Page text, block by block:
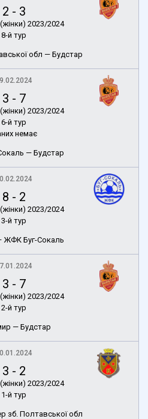
2 - 3
2023/2024
8-й тур
обл — Будстар
3 - 7
2023/2024
6-й тур
немає
— Будстар
8 - 2
2023/2024
3-й тур
ЖФК Буг-Сокаль
3 - 7
2023/2024
2-й тур
— Будстар
3 - 2
2023/2024
1-й тур
зб. Полтавської обл